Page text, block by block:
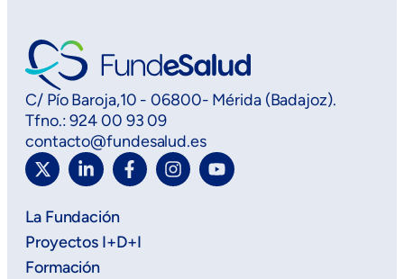
C/ Pío Baroja,10 - 06800- Mérida (Badajoz).
Tfno.: 924 00 93 09
contacto@fundesalud.es
La Fundación
Proyectos I+D+I
Formación